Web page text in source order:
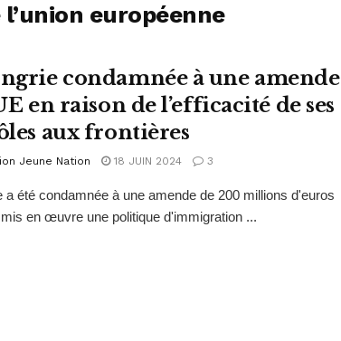
européenne
condamnée à une amende
en raison de l’efficacité de ses
aux frontières
Jeune Nation 18 JUIN 2024 3
a été condamnée à une amende de 200 millions d'euros
en œuvre une politique d'immigration ...